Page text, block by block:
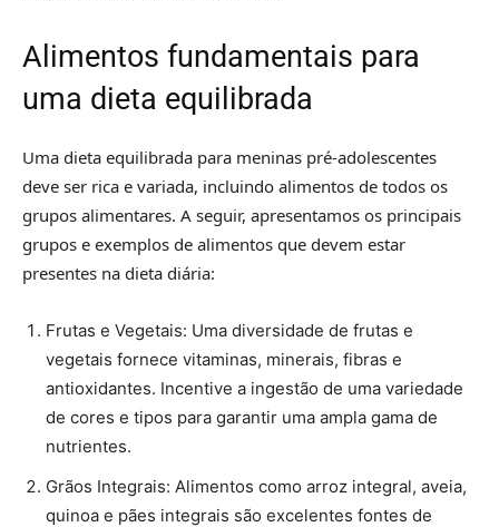
Alimentos fundamentais para
uma dieta equilibrada
Uma dieta equilibrada para meninas pré-adolescentes
deve ser rica e variada, incluindo alimentos de todos os
grupos alimentares. A seguir, apresentamos os principais
grupos e exemplos de alimentos que devem estar
presentes na dieta diária:
Frutas e Vegetais: Uma diversidade de frutas e
vegetais fornece vitaminas, minerais, fibras e
antioxidantes. Incentive a ingestão de uma variedade
de cores e tipos para garantir uma ampla gama de
nutrientes.
Grãos Integrais: Alimentos como arroz integral, aveia,
quinoa e pães integrais são excelentes fontes de